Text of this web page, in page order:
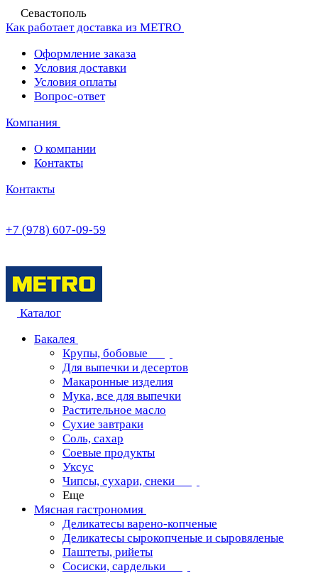
Севастополь
Как работает доставка из METRO
Оформление заказа
Условия доставки
Условия оплаты
Вопрос-ответ
Компания
О компании
Контакты
Контакты
+7 (978) 607-09-59
Каталог
Бакалея
Крупы, бобовые
Для выпечки и десертов
Макаронные изделия
Мука, все для выпечки
Растительное масло
Сухие завтраки
Соль, сахар
Соевые продукты
Уксус
Чипсы, сухари, снеки
Еще
Мясная гастрономия
Деликатесы варено-копченые
Деликатесы сырокопченые и сыровяленые
Паштеты, рийеты
Сосиски, сардельки